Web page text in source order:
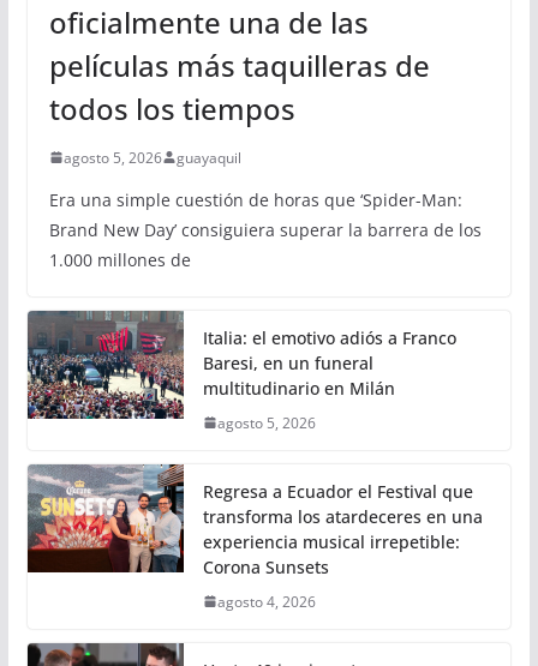
oficialmente una de las
películas más taquilleras de
todos los tiempos
agosto 5, 2026 guayaquil
Era una simple cuestión de horas que ‘Spider-Man:
Brand New Day’ consiguiera superar la barrera de los
1.000 millones de
Italia: el emotivo adiós a Franco
Baresi, en un funeral
multitudinario en Milán
agosto 5, 2026
Regresa a Ecuador el Festival que
transforma los atardeceres en una
experiencia musical irrepetible:
Corona Sunsets
agosto 4, 2026